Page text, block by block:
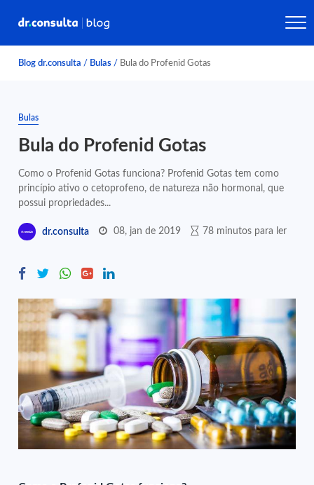
Blog dr.consulta / Bulas / Bula do Profenid Gotas
Bulas
Bula do Profenid Gotas
Como o Profenid Gotas funciona? Profenid Gotas tem como
princípio ativo o cetoprofeno, de natureza não hormonal, que
possui propriedades...
dr.consulta 08, jan de 2019 78 minutos para ler